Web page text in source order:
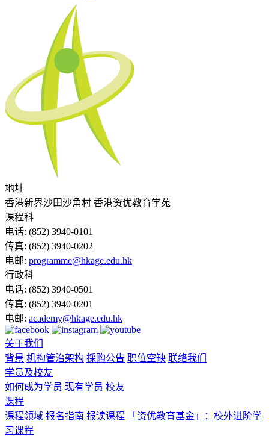
地址
香港新界沙田沙角村 香港资优教育学苑
课程科
电话: (852) 3940-0101
传真: (852) 3940-0202
电邮: programme@hkage.edu.hk
行政科
电话: (852) 3940-0501
传真: (852) 3940-0201
电邮: academy@hkage.edu.hk
关于我们
背景 机构管治架构 採购公告 职位空缺 联络我们
学员及校友
如何成为学员 现有学员 校友
课程
课程领域 报名指南 报读课程
「资优教育基金」：校外进阶学
习课程